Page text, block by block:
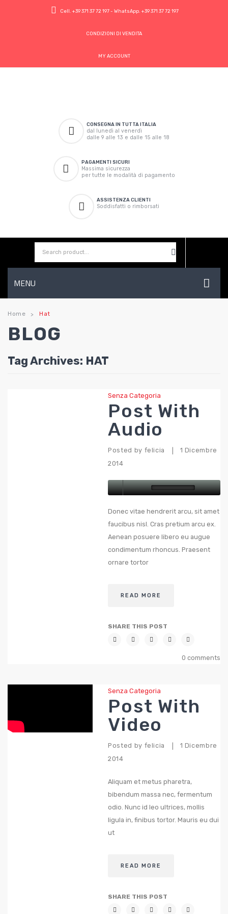
Cell. +39 371 37 72 197- WhatsApp. +39 371 37 72 197
CONDIZIONI DI VENDITA
MY ACCOUNT
CONSEGNA IN TUTTA ITALIA
dal lunedì al venerdì
dalle 9 alle 13 e dalle 15 alle 18
PAGAMENTI SICURI
Massima sicurezza
per tutte le modalità di pagamento
ASSISTENZA CLIENTI
Soddisfatti o rimborsati
MENU
HOME
AZIENDA
Home > Hat
BLOG
Tag Archives: HAT
Senza Categoria
Post With
Audio
Posted by felicia
1 Dicembre
2014
Donec vitae hendrerit arcu, sit amet
faucibus nisl. Cras pretium arcu ex.
Aenean posuere libero eu augue
condimentum rhoncus. Praesent
ornare tortor
READ MORE
SHARE THIS POST
0 comments
Senza Categoria
Post With
Video
Posted by felicia
1 Dicembre
2014
Aliquam et metus pharetra,
bibendum massa nec, fermentum
odio. Nunc id leo ultrices, mollis
ligula in, finibus tortor. Mauris eu dui
ut
READ MORE
SHARE THIS POST